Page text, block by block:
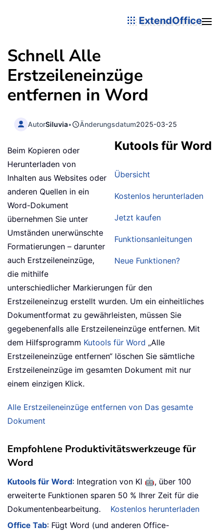
ExtendOffice
Schnell Alle
Erstzeileneinzüge
entfernen in Word
AutorSiluvia• Änderungsdatum2025-03-25
Kutools für Word
Übersicht
Kostenlos herunterladen
Jetzt kaufen
Funktionsanleitungen
Neue Funktionen?
Beim Kopieren oder
Herunterladen von
Inhalten aus Websites oder
anderen Quellen in ein
Word-Dokument
übernehmen Sie unter
Umständen unerwünschte
Formatierungen – darunter
auch Erstzeileneinzüge,
die mithilfe
unterschiedlicher Markierungen für den
Erstzeileneinzug erstellt wurden. Um ein einheitliches
Dokumentformat zu gewährleisten, müssen Sie
gegebenenfalls alle Erstzeileneinzüge entfernen. Mit
dem Hilfsprogramm Kutools für Word „Alle
Erstzeileneinzüge entfernen“ löschen Sie sämtliche
Erstzeileneinzüge im gesamten Dokument mit nur
einem einzigen Klick.
Alle Erstzeileneinzüge entfernen von Das gesamte
Dokument
Empfohlene Produktivitätswerkzeuge für
Word
Kutools für Word: Integration von KI 🤖, über 100
erweiterte Funktionen sparen 50 % Ihrer Zeit für die
Dokumentenbearbeitung.
Kostenlos herunterladen
Office Tab: Fügt Word (und anderen Office-